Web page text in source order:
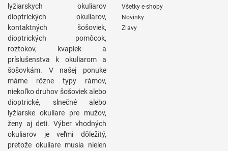
lyžiarskych okuliarov
dioptrických okuliarov,
kontaktných šošoviek,
dioptrických pomôcok,
roztokov, kvapiek a
príslušenstva k okuliarom a
šošovkám. V našej ponuke
máme rôzne typy rámov,
niekoľko druhov šošoviek alebo
dioptrické, slnečné alebo
lyžiarske okuliare pre mužov,
ženy aj deti. Výber vhodných
okuliarov je veľmi dôležitý,
pretože okuliare musia nielen
Všetky e-shopy
Novinky
Zľavy